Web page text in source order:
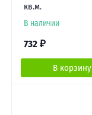
кв.м.
В наличии
732 ₽
В корзину